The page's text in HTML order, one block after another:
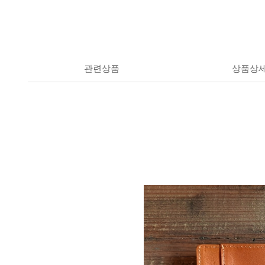
관련상품 상품상